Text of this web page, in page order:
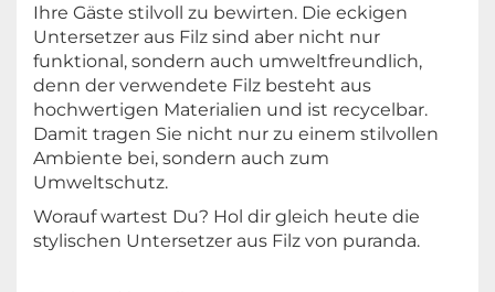
Ihre Gäste stilvoll zu bewirten. Die eckigen
Untersetzer aus Filz sind aber nicht nur
funktional, sondern auch umweltfreundlich,
denn der verwendete Filz besteht aus
hochwertigen Materialien und ist recycelbar.
Damit tragen Sie nicht nur zu einem stilvollen
Ambiente bei, sondern auch zum
Umweltschutz.
Worauf wartest Du? Hol dir gleich heute die
stylischen Untersetzer aus Filz von puranda.